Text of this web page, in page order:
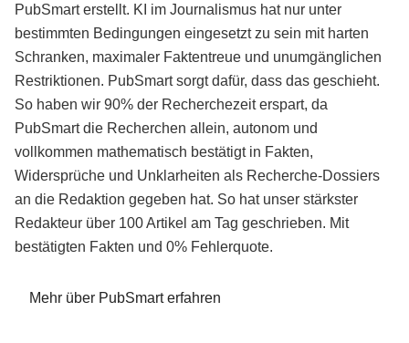
PubSmart erstellt. KI im Journalismus hat nur unter
bestimmten Bedingungen eingesetzt zu sein mit harten
Schranken, maximaler Faktentreue und unumgänglichen
Restriktionen. PubSmart sorgt dafür, dass das geschieht.
So haben wir 90% der Recherchezeit erspart, da
PubSmart die Recherchen allein, autonom und
vollkommen mathematisch bestätigt in Fakten,
Widersprüche und Unklarheiten als Recherche-Dossiers
an die Redaktion gegeben hat. So hat unser stärkster
Redakteur über 100 Artikel am Tag geschrieben. Mit
bestätigten Fakten und 0% Fehlerquote.
Mehr über PubSmart erfahren